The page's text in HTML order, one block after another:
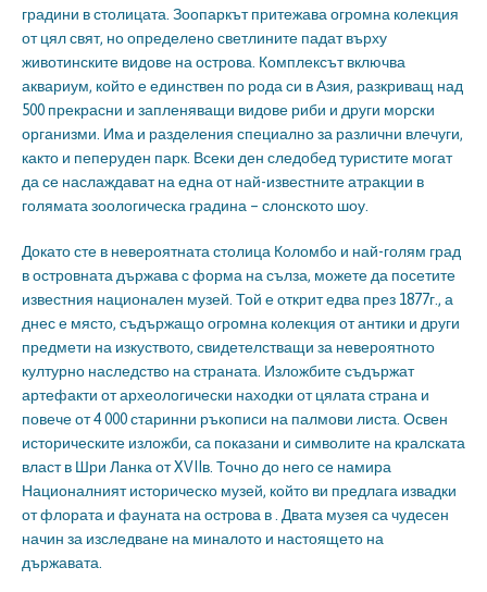
градини в столицата. Зоопаркът притежава огромна колекция
от цял свят, но определено светлините падат върху
животинските видове на острова. Комплексът включва
аквариум, който е единствен по рода си в Азия, разкриващ над
500 прекрасни и запленяващи видове риби и други морски
организми. Има и разделения специално за различни влечуги,
както и пеперуден парк. Всеки ден следобед туристите могат
да се наслаждават на една от най-известните атракции в
голямата зоологическа градина – слонското шоу.
Докато сте в невероятната столица Коломбо и най-голям град
в островната държава с форма на сълза, можете да посетите
известния национален музей. Той е открит едва през 1877г., а
днес е място, съдържащо огромна колекция от антики и други
предмети на изкуството, свидетелстващи за невероятното
културно наследство на страната. Изложбите съдържат
артефакти от археологически находки от цялата страна и
повече от 4 000 старинни ръкописи на палмови листа. Освен
историческите изложби, са показани и символите на кралската
власт в Шри Ланка от XVIIв. Точно до него се намира
Националният историческо музей, който ви предлага извадки
от флората и фауната на острова в . Двата музея са чудесен
начин за изследване на миналото и настоящето на
държавата.